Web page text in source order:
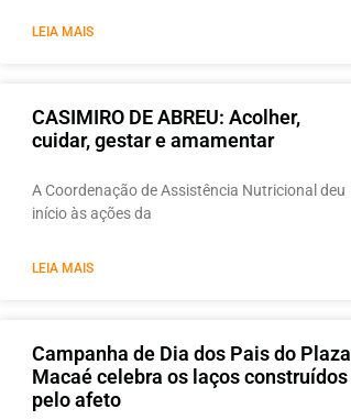
LEIA MAIS
CASIMIRO DE ABREU: Acolher,
cuidar, gestar e amamentar
A Coordenação de Assistência Nutricional deu
início às ações da
LEIA MAIS
Campanha de Dia dos Pais do Plaza
Macaé celebra os laços construídos
pelo afeto